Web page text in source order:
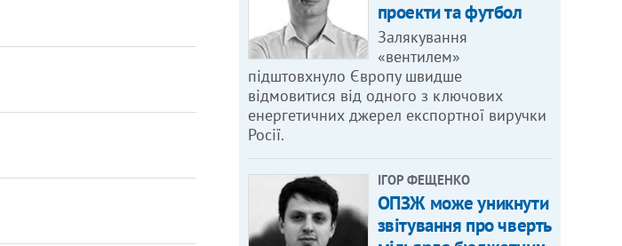
проекти та футбол
Залякування
«вентилем»
підштовхнуло Європу швидше
відмовитися від одного з ключових
енергетичних джерел експортної виручки
Росії.
ІГОР ФЕЩЕНКО
ОПЗЖ може уникнути
звітування про чверть